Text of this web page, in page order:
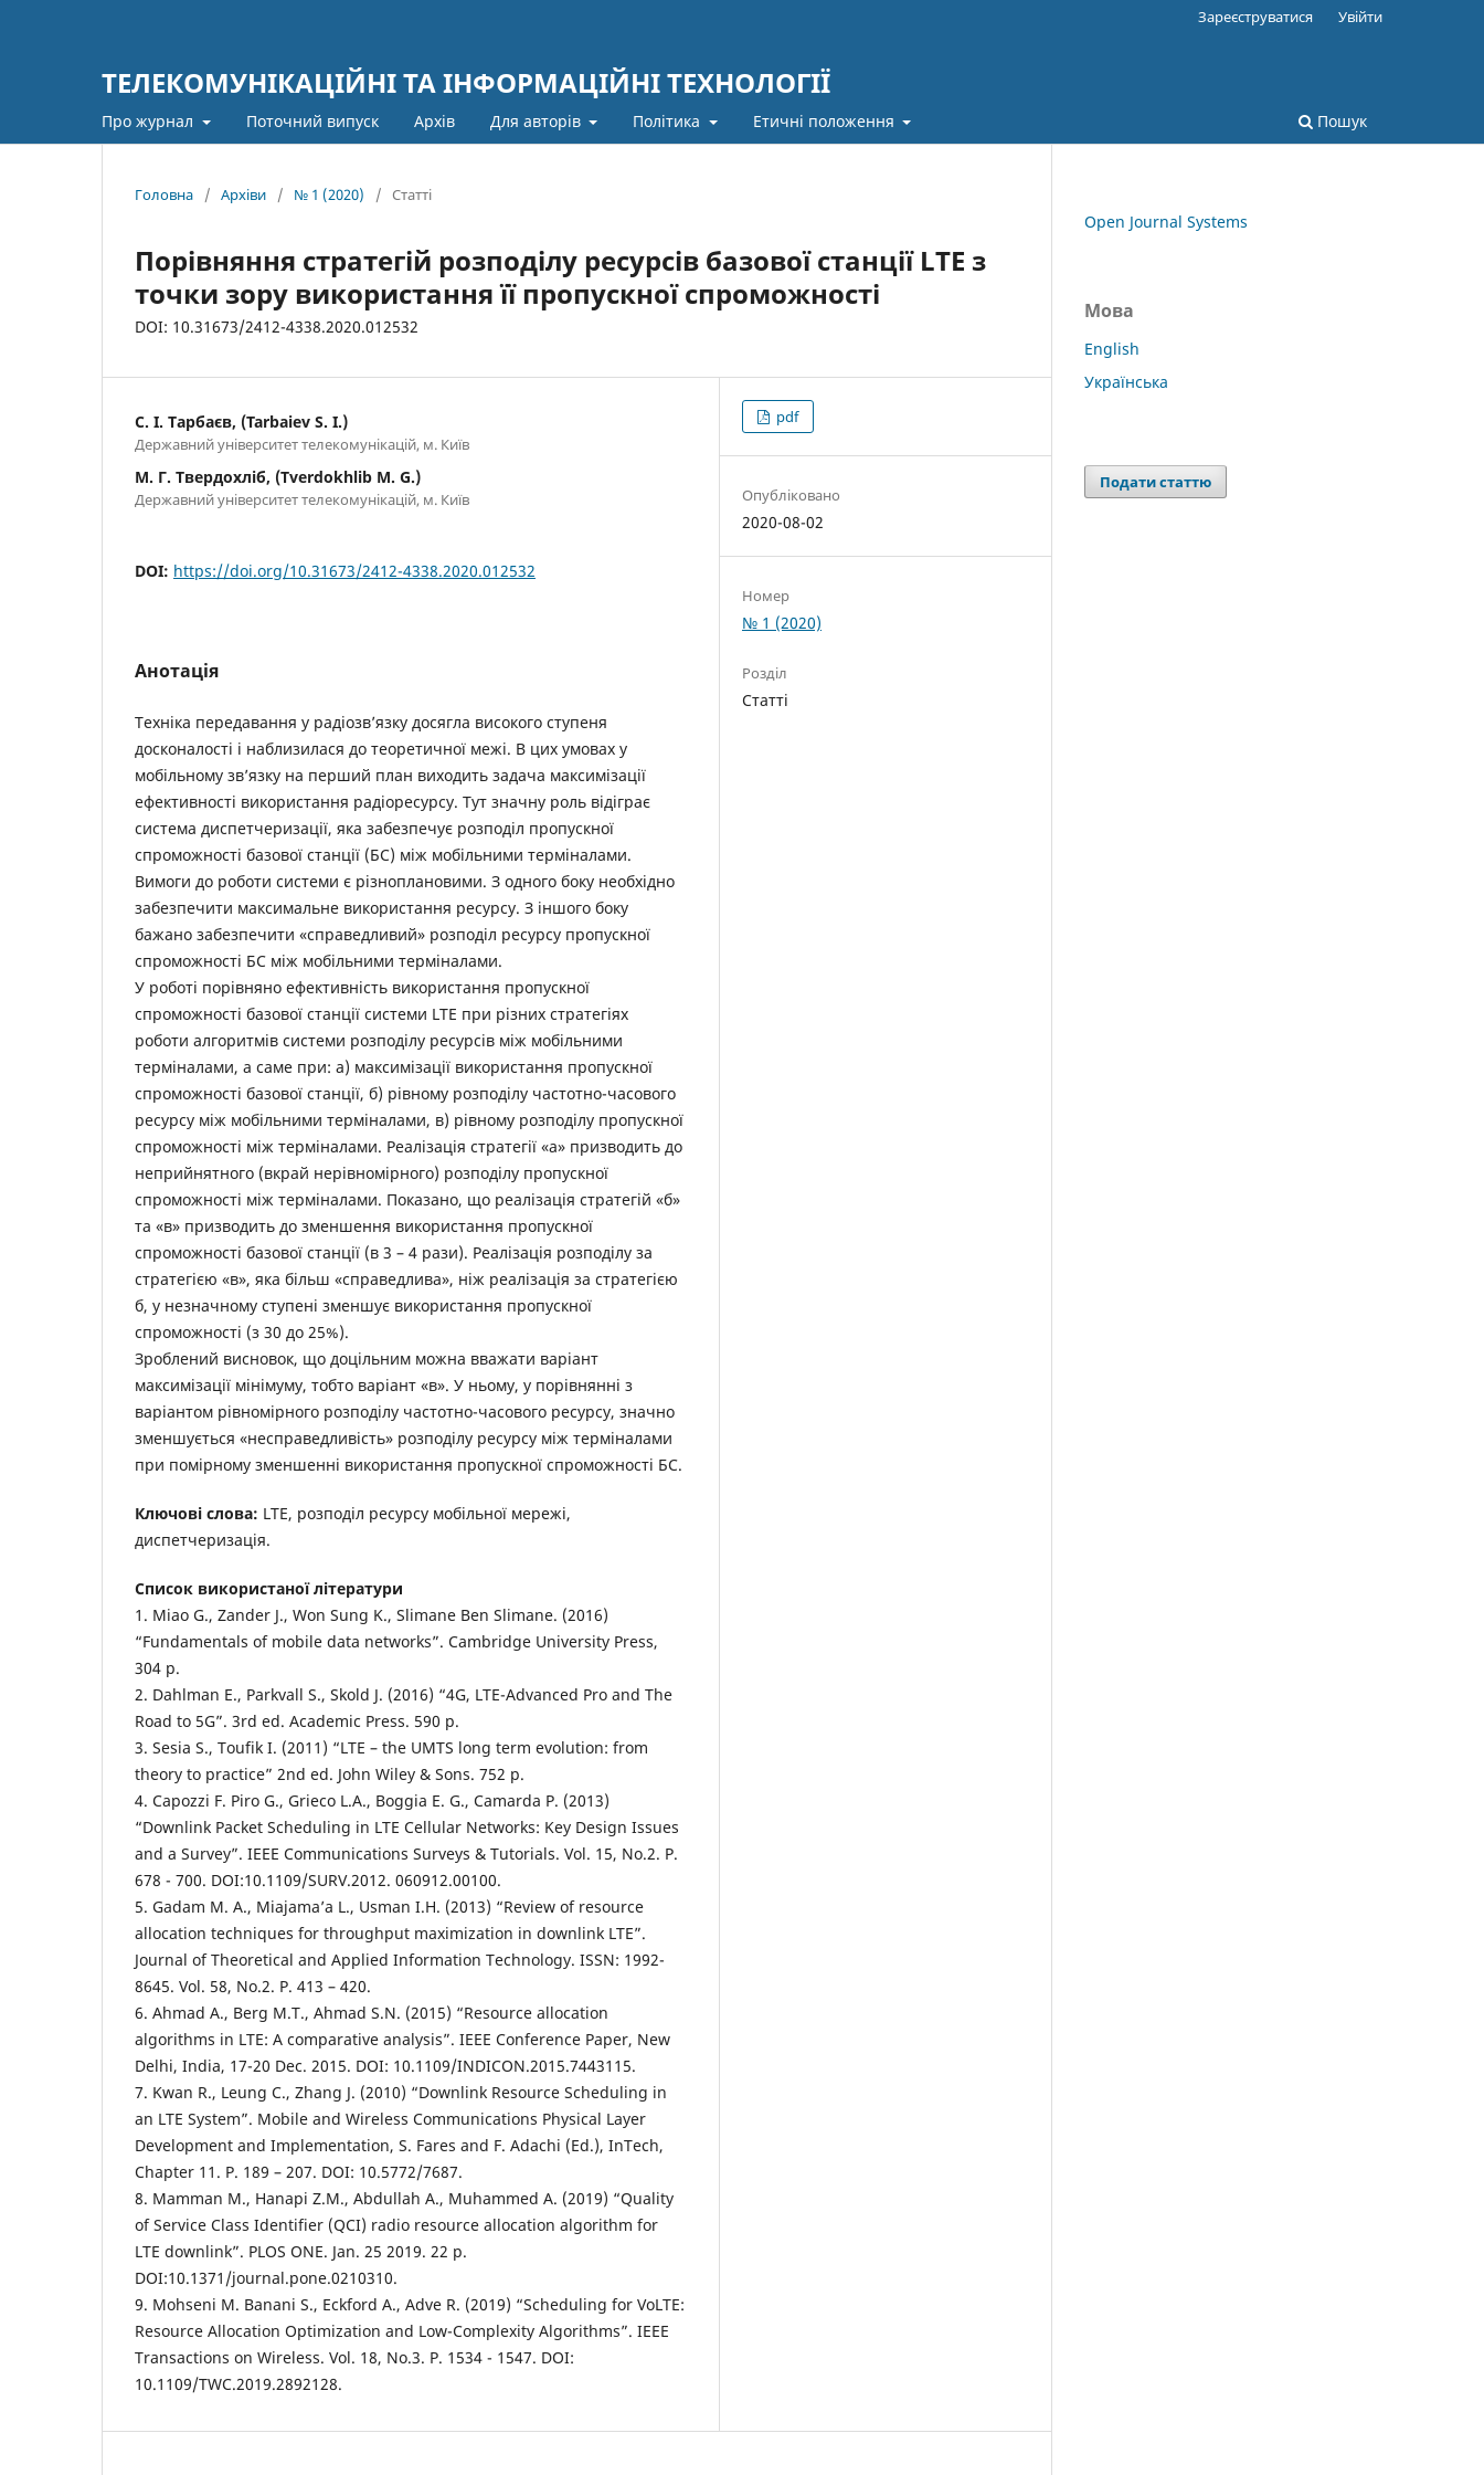
ТЕЛЕКОМУНІКАЦІЙНІ ТА ІНФОРМАЦІЙНІ ТЕХНОЛОГІЇ
Про журнал Поточний випуск Архів Для авторів Політика Етичні положення Пошук
Зареєструватися Увійти
Головна / Архіви / № 1 (2020) / Статті
Порівняння стратегій розподілу ресурсів базової станції LTE з
точки зору використання її пропускної спроможності
DOI: 10.31673/2412-4338.2020.012532
С. І. Тарбаєв, (Tarbaiev S. I.)
Державний університет телекомунікацій, м. Київ
М. Г. Твердохліб, (Tverdokhlib M. G.)
Державний університет телекомунікацій, м. Київ
DOI: https://doi.org/10.31673/2412-4338.2020.012532
Анотація
Техніка передавання у радіозв’язку досягла високого ступеня
досконалості і наблизилася до теоретичної межі. В цих умовах у
мобільному зв’язку на перший план виходить задача максимізації
ефективності використання радіоресурсу. Тут значну роль відіграє
система диспетчеризації, яка забезпечує розподіл пропускної
спроможності базової станції (БС) між мобільними терміналами.
Вимоги до роботи системи є різноплановими. З одного боку необхідно
забезпечити максимальне використання ресурсу. З іншого боку
бажано забезпечити «справедливий» розподіл ресурсу пропускної
спроможності БС між мобільними терміналами.
У роботі порівняно ефективність використання пропускної
спроможності базової станції системи LTE при різних стратегіях
роботи алгоритмів системи розподілу ресурсів між мобільними
терміналами, а саме при: а) максимізації використання пропускної
спроможності базової станції, б) рівному розподілу частотно-часового
ресурсу між мобільними терміналами, в) рівному розподілу пропускної
спроможності між терміналами. Реалізація стратегії «а» призводить до
неприйнятного (вкрай нерівномірного) розподілу пропускної
спроможності між терміналами. Показано, що реалізація стратегій «б»
та «в» призводить до зменшення використання пропускної
спроможності базової станції (в 3 – 4 рази). Реалізація розподілу за
стратегією «в», яка більш «справедлива», ніж реалізація за стратегією
б, у незначному ступені зменшує використання пропускної
спроможності (з 30 до 25%).
Зроблений висновок, що доцільним можна вважати варіант
максимізації мінімуму, тобто варіант «в». У ньому, у порівнянні з
варіантом рівномірного розподілу частотно-часового ресурсу, значно
зменшується «несправедливість» розподілу ресурсу між терміналами
при помірному зменшенні використання пропускної спроможності БС.
Ключові слова: LTE, розподіл ресурсу мобільної мережі,
диспетчеризація.
Список використаної літератури
1. Miao G., Zander J., Won Sung K., Slimane Ben Slimane. (2016)
“Fundamentals of mobile data networks”. Cambridge University Press,
304 р.
2. Dahlman E., Parkvall S., Skold J. (2016) “4G, LTE-Advanced Pro and The
Road to 5G”. 3rd ed. Academic Press. 590 p.
3. Sesia S., Toufik I. (2011) “LTE – the UMTS long term evolution: from
theory to practice” 2nd ed. John Wiley & Sons. 752 p.
4. Capozzi F. Piro G., Grieco L.A., Boggia E. G., Camarda P. (2013)
“Downlink Packet Scheduling in LTE Cellular Networks: Key Design Issues
and a Survey”. IEEE Communications Surveys & Tutorials. Vol. 15, No.2. P.
678 - 700. DOI:10.1109/SURV.2012. 060912.00100.
5. Gadam M. A., Miajama’a L., Usman I.H. (2013) “Review of resource
allocation techniques for throughput maximization in downlink LTE”.
Journal of Theoretical and Applied Information Technology. ISSN: 1992-
8645. Vol. 58, No.2. P. 413 – 420.
6. Ahmad A., Berg M.T., Ahmad S.N. (2015) “Resource allocation
algorithms in LTE: A comparative analysis”. IEEE Conference Paper, New
Delhi, India, 17-20 Dec. 2015. DOI: 10.1109/INDICON.2015.7443115.
7. Kwan R., Leung C., Zhang J. (2010) “Downlink Resource Scheduling in
an LTE System”. Mobile and Wireless Communications Physical Layer
Development and Implementation, S. Fares and F. Adachi (Ed.), InTech,
Chapter 11. P. 189 – 207. DOI: 10.5772/7687.
8. Mamman M., Hanapi Z.M., Abdullah A., Muhammed A. (2019) “Quality
of Service Class Identifier (QCI) radio resource allocation algorithm for
LTE downlink”. PLOS ONE. Jan. 25 2019. 22 p.
DOI:10.1371/journal.pone.0210310.
9. Mohseni M. Banani S., Eckford A., Adve R. (2019) “Scheduling for VoLTE:
Resource Allocation Optimization and Low-Complexity Algorithms”. IEEE
Transactions on Wireless. Vol. 18, No.3. P. 1534 - 1547. DOI:
10.1109/TWC.2019.2892128.
pdf
Опубліковано
2020-08-02
Номер
№ 1 (2020)
Розділ
Статті
Open Journal Systems
Мова
English
Українська
Подати статтю